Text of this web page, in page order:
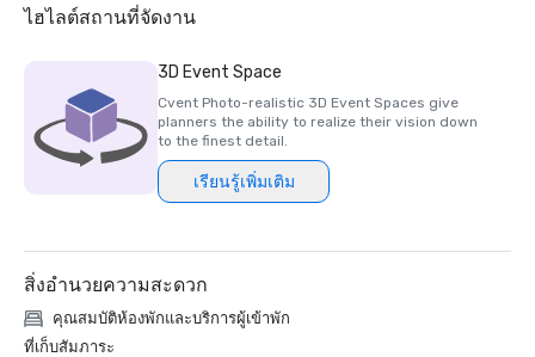
2018 & 2019 Readers' Choice Award - Condé Nast Traveler
2017 Best of Resorts - Meetings Today
2016 Top Northern California Resort - Condé Nast
ไฮไลต์สถานที่จัดงาน
3D Event Space
Cvent Photo-realistic 3D Event Spaces give
planners the ability to realize their vision down
to the finest detail.
เรียนรู้เพิ่มเติม
สิ่งอำนวยความสะดวก
คุณสมบัติห้องพักและบริการผู้เข้าพัก
ที่เก็บสัมภาระ